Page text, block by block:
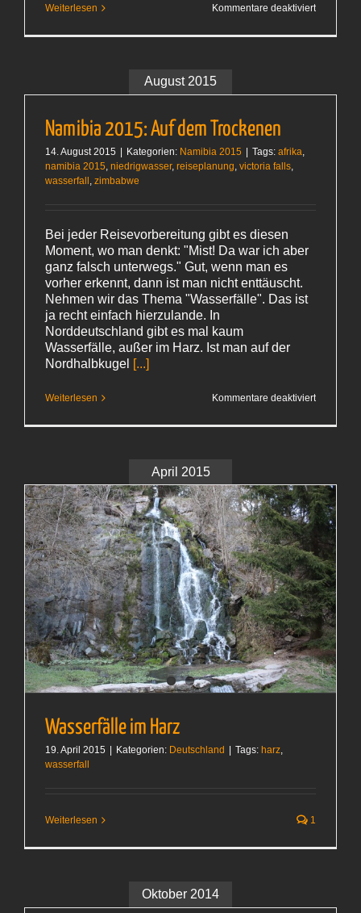
Weiterlesen Kommentare deaktiviertfür
August 2015
Namibia 2015: Auf dem Trockenen
14. August 2015 Kategorien: Namibia 2015 Tags: afrika,
namibia 2015, niedrigwasser, reiseplanung, victoria falls,
wasserfall , zimbabwe
Bei jeder Reisevorbereitung gibt es diesen
Moment, wo man denkt: "Mist! Da war ich aber
ganz falsch unterwegs." Gut, wenn man es
vorher erkennt, dann ist man nicht enttäuscht.
Nehmen wir das Thema "Wasserfälle". Das ist
ja recht einfach hierzulande. In
Norddeutschland gibt es mal kaum
Wasserfälle, außer im Harz. Ist man auf der
Nordhalbkugel [...]
Weiterlesen Kommentare deaktiviertfür
April 2015
Wasserfälle im Harz
19. April 2015 Kategorien: Deutschland Tags: harz,
wasserfall
Weiterlesen 1
Oktober 2014